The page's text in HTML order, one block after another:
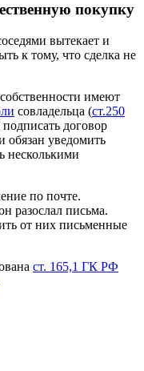
покупку
вытекает и
к тому, что сделка не
имеют
совладельца (ст.250
договор
обязан уведомить
несколькими
по почте.
разослал письма.
от них письменные
ст. 165,1 ГК РФ